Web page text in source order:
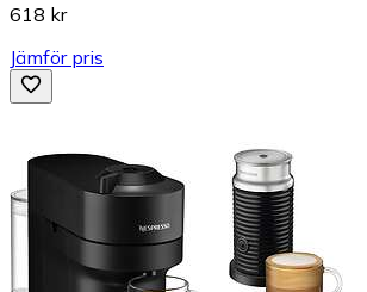
618 kr
Jämför pris